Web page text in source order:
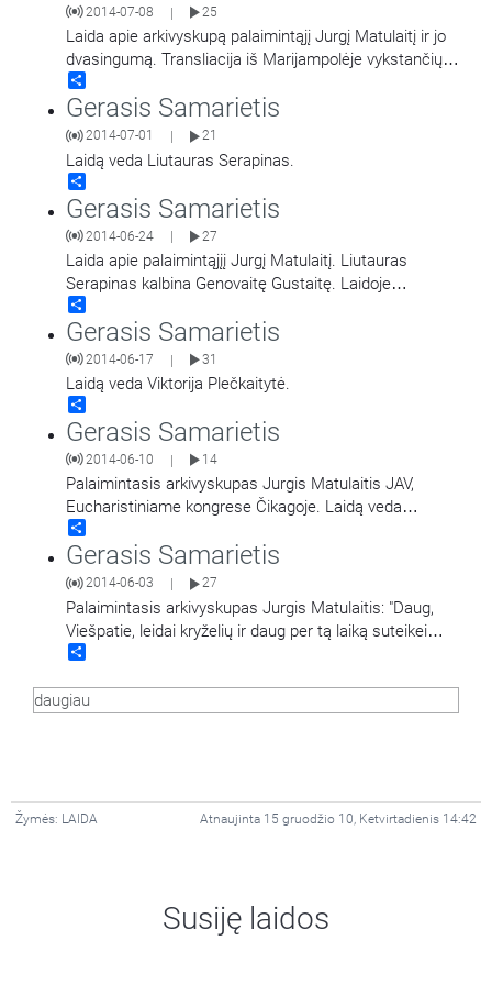
2014-07-08 | 25
Laida apie arkivyskupą palaimintąjį Jurgį Matulaitį ir jo
dvasingumą. Transliacija iš Marijampolėje vykstančių
pal. Jurgio Matulaičio atlaidų.
Gerasis Samarietis
2014-07-01 21
Laidą veda Liutauras Serapinas.
Gerasis Samarietis
2014-06-24 27
Laida apie palaimintąjįį Jurgį Matulaitį. Liutauras
Serapinas kalbina Genovaitę Gustaitę. Laidoje
pristatomi ir Lietuvos žydų bendruomenės liudijimo
dokumentai.
Gerasis Samarietis
2014-06-17 | 31
Laidą veda Viktorija Plečkaitytė.
Gerasis Samarietis
2014-06-10 | 14
Palaimintasis arkivyskupas Jurgis Matulaitis JAV,
Eucharistiniame kongrese Čikagoje. Laidą veda
Liutauras Serapinas.
Gerasis Samarietis
2014-06-03 27
Palaimintasis arkivyskupas Jurgis Matulaitis: "Daug,
Viešpatie, leidai kryželių ir daug per tą laiką suteikei
ypatingų malonių". Laidą veda Liutauras Serapinas
daugiau
Žymės: LAIDA Atnaujinta 15 gruodžio 10, Ketvirtadienis 14:42
Susiję laidos